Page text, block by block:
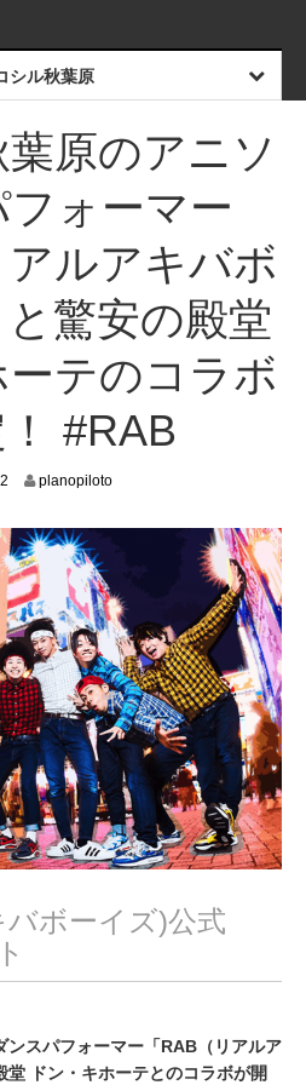
シル秋葉原
原のアニソ
ォーマー
アルアキバボ
驚安の殿堂
ーテのコラボ
#RAB
,
2
0
2
2
planopiloto
ボーイズ)公式
ンスパフォーマー「RAB（リアルア
ドン・キホーテとのコラボが開